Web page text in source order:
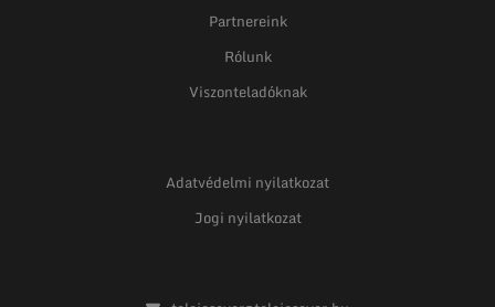
Partnereink
Rólunk
Viszonteladóknak
Adatvédelmi nyilatkozat
Jogi nyilatkozat